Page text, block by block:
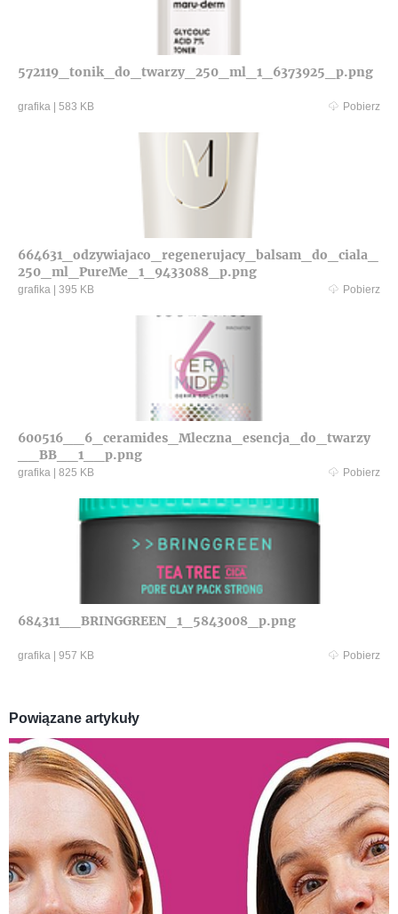
572119_tonik_do_twarzy_250_ml_1_6373925_p.png
grafika | 583 KB Pobierz
664631_odzywiajaco_regenerujacy_balsam_do_ciala_
250_ml_PureMe_1_9433088_p.png
grafika | 395 KB Pobierz
600516__6_ceramides_Mleczna_esencja_do_twarzy
__BB__1__p.png
grafika | 825 KB Pobierz
684311__BRINGGREEN_1_5843008_p.png
grafika | 957 KB Pobierz
Powiązane artykuły